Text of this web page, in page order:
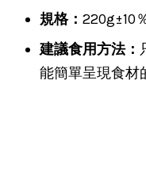
規格： 220g±10
建議食用方法：
能簡單呈現食材